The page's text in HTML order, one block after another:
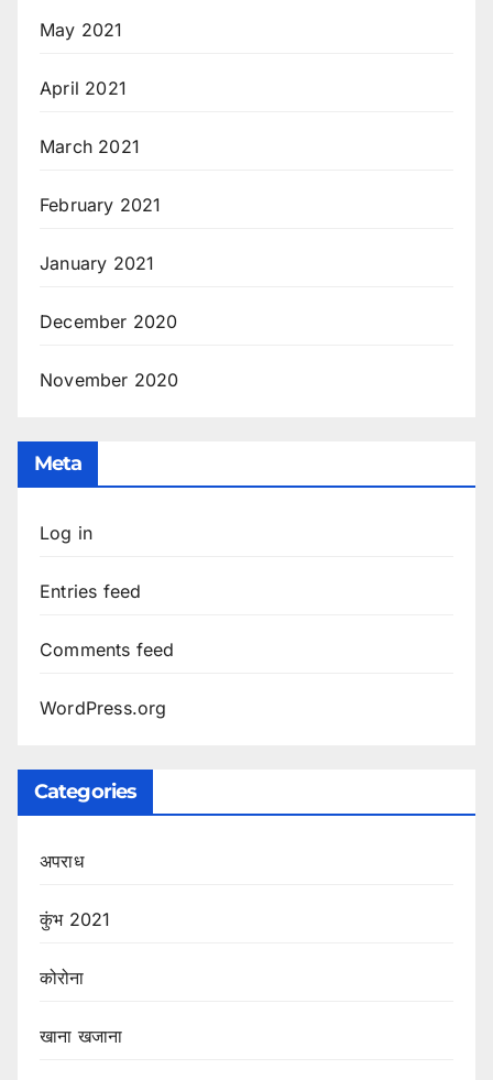
May 2021
April 2021
March 2021
February 2021
January 2021
December 2020
November 2020
Meta
Log in
Entries feed
Comments feed
WordPress.org
Categories
अपराध
कुंभ 2021
कोरोना
खाना खजाना